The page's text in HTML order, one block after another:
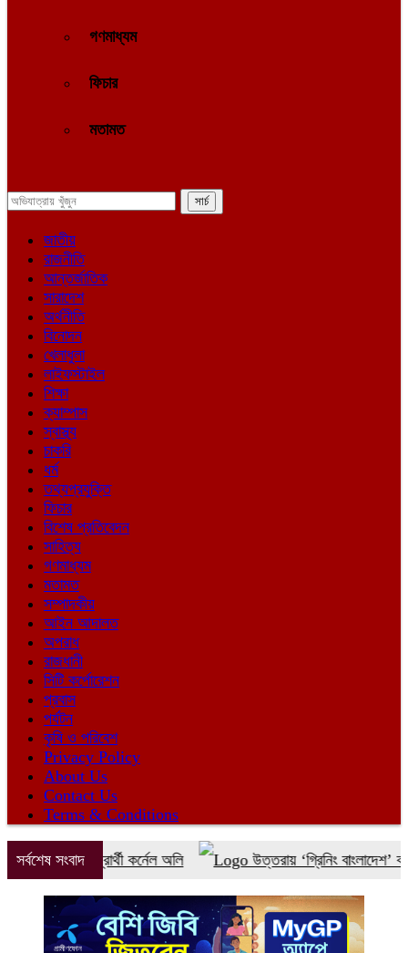
গণমাধ্যম
ফিচার
মতামত
জাতীয়
রাজনীতি
আন্তর্জাতিক
সারাদেশ
অর্থনীতি
বিনোদন
খেলাধুলা
লাইফস্টাইল
শিক্ষা
ক্যাম্পাস
স্বাস্থ্য
চাকরি
ধর্ম
তথ্যপ্রযুক্তি
ফিচার
বিশেষ প্রতিবেদন
সাহিত্য
গণমাধ্যম
মতামত
সম্পাদকীয়
আইন আদালত
অপরাধ
রাজধানী
সিটি কর্পোরেশন
প্রবাস
পর্যটন
কৃষি ও পরিবেশ
Privacy Policy
About Us
Contact Us
Terms & Conditions
সর্বশেষ সংবাদ
জোটের প্রার্থী কর্নেল অলি উত্তরায় ‘গ্রিনিং বাংলাদেশ’